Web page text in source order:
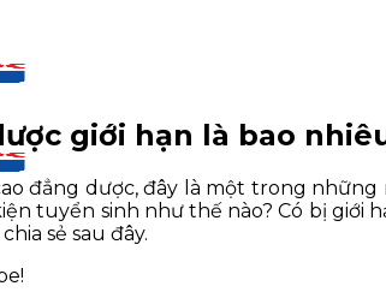
giới hạn là bao
đẳng dược, đây là một trong
tuyển sinh như thế nào? Có bị
sẻ sau đây.